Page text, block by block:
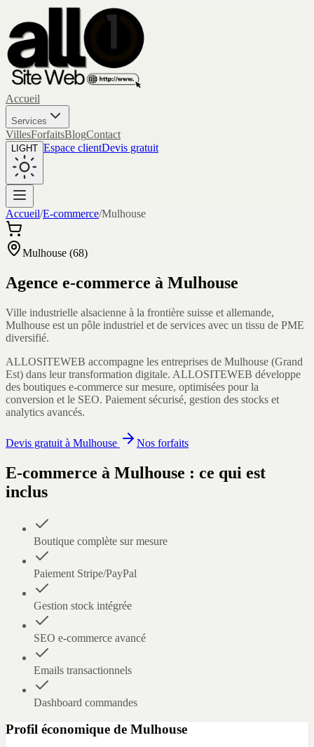
Accueil
Services
VillesForfaitsBlogContact
LIGHT Espace clientDevis gratuit
Accueil/E-commerce/Mulhouse
Mulhouse (68)
Agence e-commerce à Mulhouse
Ville industrielle alsacienne à la frontière suisse et allemande,
Mulhouse est un pôle industriel et de services avec un tissu de PME
diversifié.
ALLOSITEWEB accompagne les entreprises de Mulhouse (Grand
Est) dans leur transformation digitale. ALLOSITEWEB développe
des boutiques e-commerce sur mesure, optimisées pour la
conversion et le SEO. Paiement sécurisé, gestion des stocks et
analytics avancés.
Devis gratuit à Mulhouse Nos forfaits
E-commerce à Mulhouse : ce qui est
inclus
Boutique complète sur mesure
Paiement Stripe/PayPal
Gestion stock intégrée
SEO e-commerce avancé
Emails transactionnels
Dashboard commandes
Profil économique de Mulhouse